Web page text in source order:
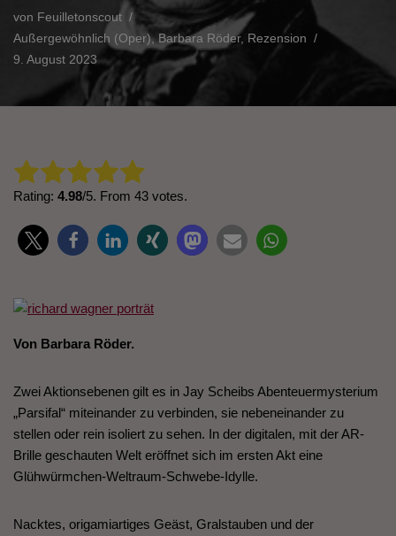
von Feuilletonscout
Außergewöhnlich (Oper), Barbara Röder, Rezension
9. August 2023
Rate this item:
Rating: 4.98/5. From 43 votes.
Von Barbara Röder.
Zwei Aktionsebenen gilt es in Jay Scheibs Abenteuermysterium
„Parsifal“ miteinander zu verbinden, sie nebeneinander zu
stellen oder rein isoliert zu sehen. In der digitalen, mit der AR-
Brille geschauten Welt eröffnet sich im ersten Akt eine
Glühwürmchen-Weltraum-Schwebe-Idylle.
Nacktes, origamiartiges Geäst, Gralstauben und der